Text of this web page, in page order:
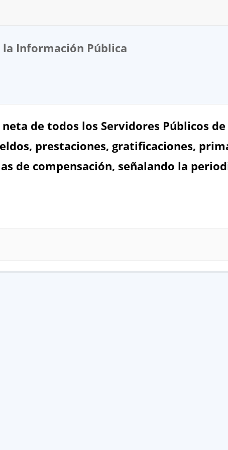
la Información Pública
de todos los Servidores Públicos
prestaciones, gratificaciones,
de compensación, señalando la